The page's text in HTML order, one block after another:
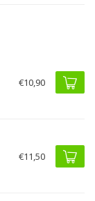
€10,90
€11,50